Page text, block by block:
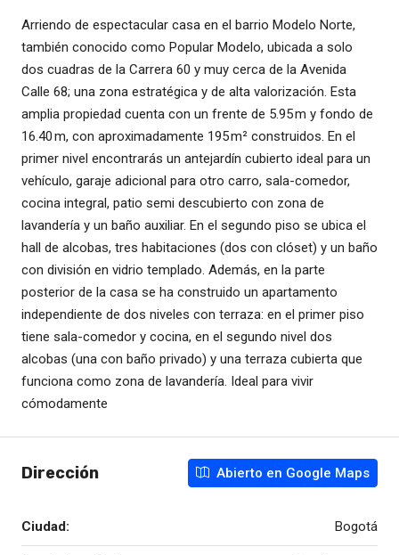
Arriendo de espectacular casa en el barrio Modelo Norte,
también conocido como Popular Modelo, ubicada a solo
dos cuadras de la Carrera 60 y muy cerca de la Avenida
Calle 68; una zona estratégica y de alta valorización. Esta
amplia propiedad cuenta con un frente de 5.95 m y fondo de
16.40 m, con aproximadamente 195 m² construidos. En el
primer nivel encontrarás un antejardín cubierto ideal para un
vehículo, garaje adicional para otro carro, sala-comedor,
cocina integral, patio semi descubierto con zona de
lavandería y un baño auxiliar. En el segundo piso se ubica el
hall de alcobas, tres habitaciones (dos con clóset) y un baño
con división en vidrio templado. Además, en la parte
posterior de la casa se ha construido un apartamento
independiente de dos niveles con terraza: en el primer piso
tiene sala-comedor y cocina, en el segundo nivel dos
alcobas (una con baño privado) y una terraza cubierta que
funciona como zona de lavandería. Ideal para vivir
cómodamente
Dirección Abierto en Google Maps
Ciudad: Bogotá